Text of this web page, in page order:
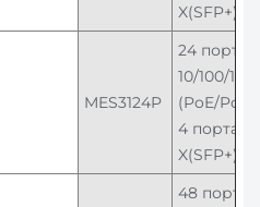
X(SFP+)
MES3124P
24 порта
10/100/
(PoE/
4 порта
X(SFP+)
48 портов